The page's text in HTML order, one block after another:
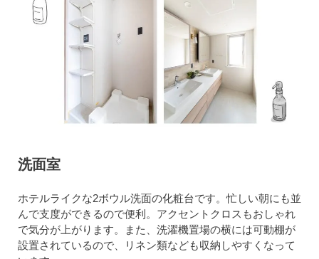
洗面室
ホテルライクな2ボウル洗面の化粧台です。忙しい朝にも並
んで支度ができるので便利。アクセントクロスもおしゃれ
で気分が上がります。また、洗濯機置場の横には可動棚が
設置されているので、リネン類なども収納しやすくなって